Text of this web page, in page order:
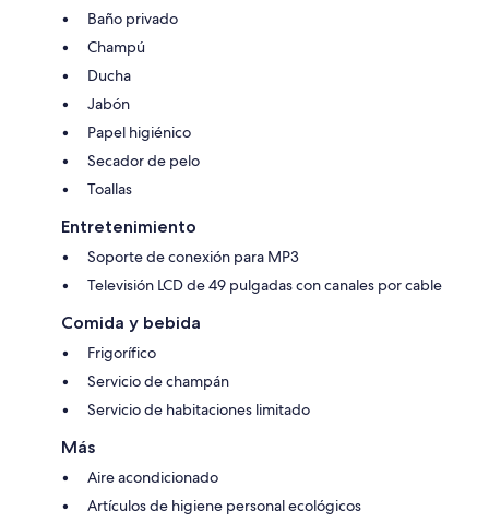
Baño privado
Champú
Ducha
Jabón
Papel higiénico
Secador de pelo
Toallas
Entretenimiento
Soporte de conexión para MP3
Televisión LCD de 49 pulgadas con canales por cable
Comida y bebida
Frigorífico
Servicio de champán
Servicio de habitaciones limitado
Más
Aire acondicionado
Artículos de higiene personal ecológicos